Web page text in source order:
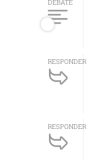
DEBATE
RESPONDER
RESPONDER